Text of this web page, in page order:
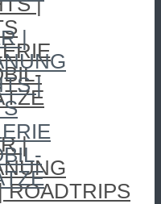
|
ROADTRIPS
|
|